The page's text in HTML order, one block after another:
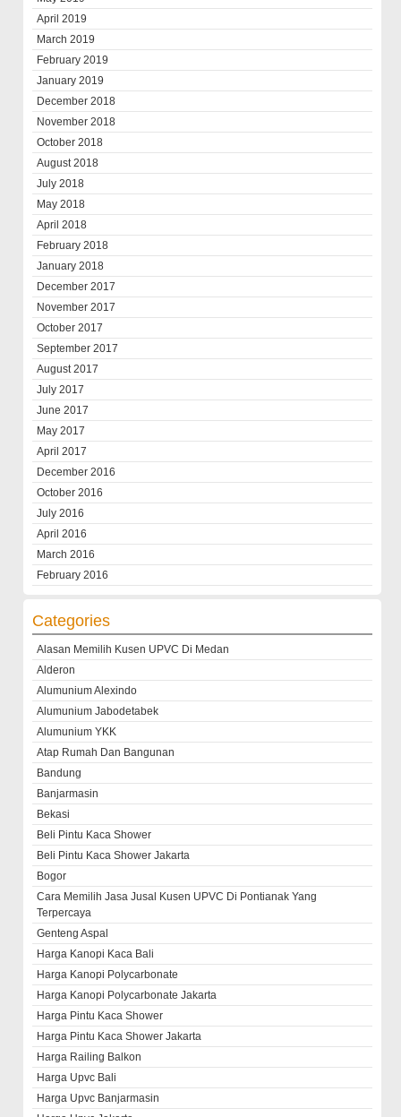
April 2019
March 2019
February 2019
January 2019
December 2018
November 2018
October 2018
August 2018
July 2018
May 2018
April 2018
February 2018
January 2018
December 2017
November 2017
October 2017
September 2017
August 2017
July 2017
June 2017
May 2017
April 2017
December 2016
October 2016
July 2016
April 2016
March 2016
February 2016
Categories
Alasan Memilih Kusen UPVC Di Medan
Alderon
Alumunium Alexindo
Alumunium Jabodetabek
Alumunium YKK
Atap Rumah Dan Bangunan
Bandung
Banjarmasin
Bekasi
Beli Pintu Kaca Shower
Beli Pintu Kaca Shower Jakarta
Bogor
Cara Memilih Jasa Jusal Kusen UPVC Di Pontianak Yang
Terpercaya
Genteng Aspal
Harga Kanopi Kaca Bali
Harga Kanopi Polycarbonate
Harga Kanopi Polycarbonate Jakarta
Harga Pintu Kaca Shower
Harga Pintu Kaca Shower Jakarta
Harga Railing Balkon
Harga Upvc Bali
Harga Upvc Banjarmasin